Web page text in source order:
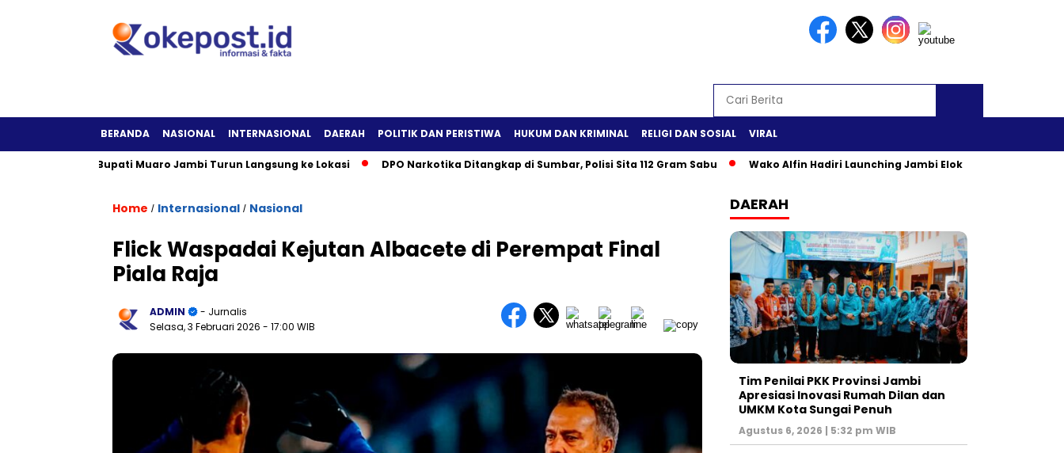
BERANDA NASIONAL INTERNASIONAL DAERAH POLITIK DAN PERISTIWA HUKUM DAN KRIMINAL RELIGI DAN SOSIAL VIRAL
Bupati Muaro Jambi Turun Langsung ke Lokasi DPO Narkotika Ditangkap di Sumbar, Polisi Sita 112 Gram Sabu Wako Alfin Hadiri Launching Jambi Elok Nian & Jambi Mantap
Home / Internasional / Nasional
Flick Waspadai Kejutan Albacete di Perempat Final
Piala Raja
ADMIN
- Jurnalis
Selasa, 3 Februari 2026 - 17:00 WIB
DAERAH
Tim Penilai PKK Provinsi Jambi
Apresiasi Inovasi Rumah Dilan dan
UMKM Kota Sungai Penuh
Agustus 6, 2026 | 5:32 pm WIB